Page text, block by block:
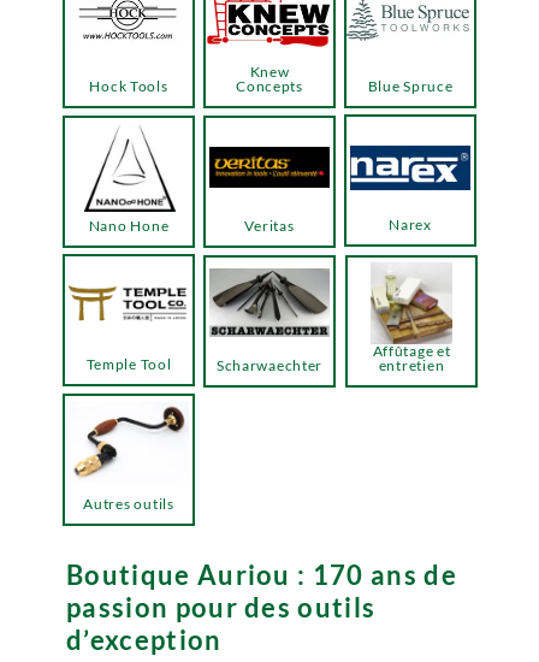
Boutique Auriou : 170 ans de
passion pour des outils
d’exception
Hock Tools
Knew
Concepts
Temple Tool
Blue Spruce
Narex
Veritas
Nano Hone
Autres outils
Scharwaechter
Affûtage et
entretien